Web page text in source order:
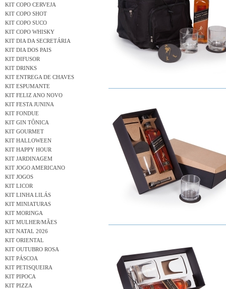
KIT COPO CERVEJA
KIT COPO SHOT
KIT COPO SUCO
KIT COPO WHISKY
KIT DIA DA SECRETÁRIA
KIT DIA DOS PAIS
KIT DIFUSOR
KIT DRINKS
KIT ENTREGA DE CHAVES
KIT ESPUMANTE
KIT FELIZ ANO NOVO
KIT FESTA JUNINA
KIT FONDUE
KIT GIN TÔNICA
KIT GOURMET
KIT HALLOWEEN
KIT HAPPY HOUR
KIT JARDINAGEM
KIT JOGO AMERICANO
KIT JOGOS
KIT LICOR
KIT LINHA LILÁS
KIT MINIATURAS
KIT MORINGA
KIT MULHER/MÃES
KIT NATAL 2026
KIT ORIENTAL
KIT OUTUBRO ROSA
KIT PÁSCOA
KIT PETISQUEIRA
KIT PIPOCA
KIT PIZZA